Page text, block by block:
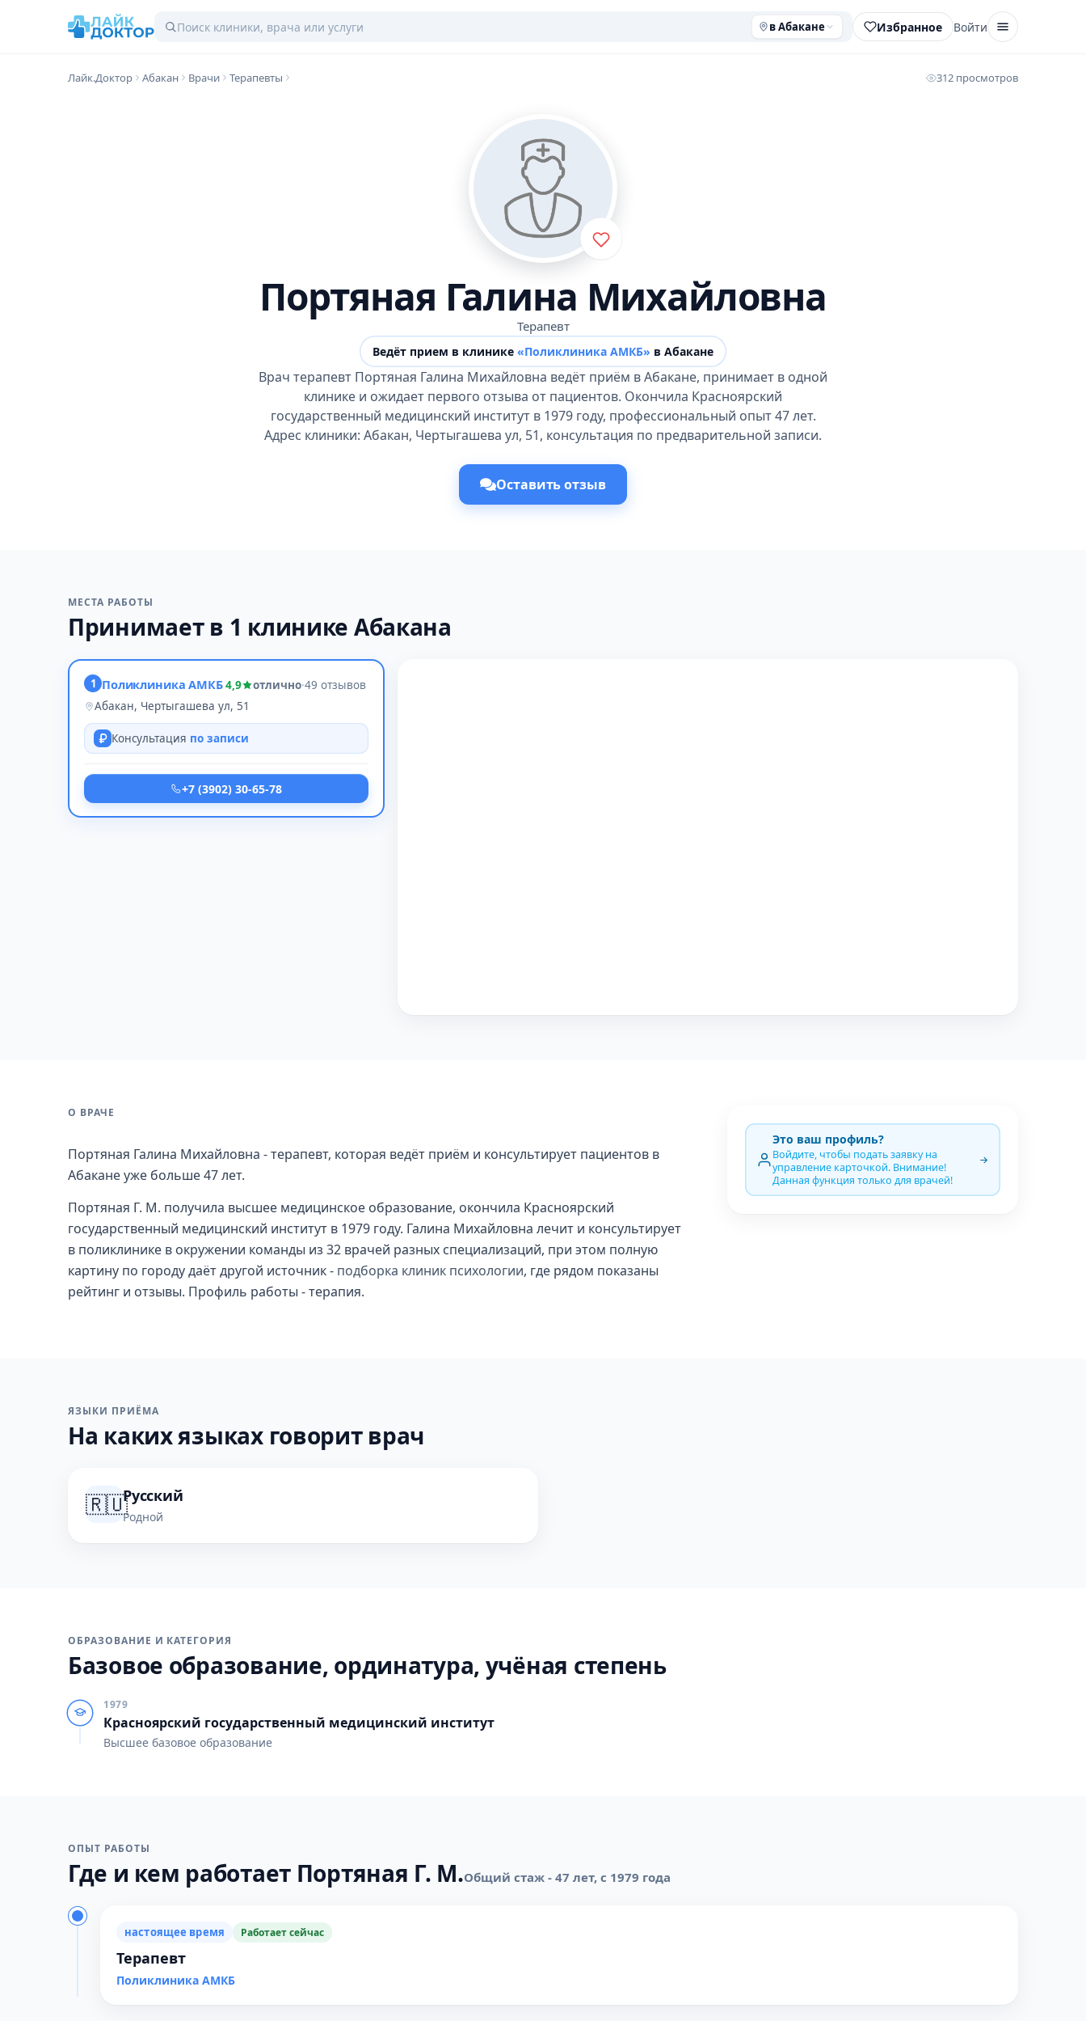
в Абакане Избранное Войти
Лайк.Доктор Абакан Врачи Терапевты 312 просмотров
Портяная Галина Михайловна
Терапевт
Ведёт прием в клинике «Поликлиника АМКБ» в Абакане
Врач терапевт Портяная Галина Михайловна ведёт приём в Абакане, принимает в одной
клинике и ожидает первого отзыва от пациентов. Окончила Красноярский
государственный медицинский институт в 1979 году, профессиональный опыт 47 лет.
Адрес клиники: Абакан, Чертыгашева ул, 51, консультация по предварительной записи.
Оставить отзыв
МЕСТА РАБОТЫ
Принимает в 1 клинике Абакана
1 Поликлиника АМКБ4,9 отлично·49 отзывов
Абакан, Чертыгашева ул, 51
Консультация по записи
+7 (3902) 30-65-78
О ВРАЧЕ
Портяная Галина Михайловна - терапевт, которая ведёт приём и консультирует пациентов в
Абакане уже больше 47 лет.
Портяная Г. М. получила высшее медицинское образование, окончила Красноярский
государственный медицинский институт в 1979 году. Галина Михайловна лечит и консультирует
в поликлинике в окружении команды из 32 врачей разных специализаций, при этом полную
картину по городу даёт другой источник - подборка клиник психологии, где рядом показаны
рейтинг и отзывы. Профиль работы - терапия.
Это ваш профиль?
Войдите, чтобы подать заявку на
управление карточкой. Внимание!
Данная функция только для врачей!
ЯЗЫКИ ПРИЁМА
На каких языках говорит врач
🇷🇺Русский
Родной
ОБРАЗОВАНИЕ И КАТЕГОРИЯ
Базовое образование, ординатура, учёная степень
1979
Красноярский государственный медицинский институт
Высшее базовое образование
ОПЫТ РАБОТЫ
Где и кем работает Портяная Г. М.Общий стаж - 47 лет, с 1979 года
настоящее время Работает сейчас
Терапевт
Поликлиника АМКБ